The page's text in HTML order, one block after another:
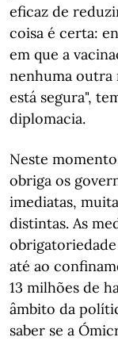
eficaz de
coisa é certa:
em que a
nenhuma outra
está segura",
diplomacia.
Neste
obriga os
imediatas,
distintas. As
obrigatoriedade
até ao
13 milhões de
âmbito da
saber se a